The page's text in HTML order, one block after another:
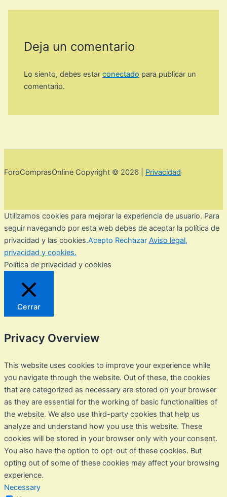
Deja un comentario
Lo siento, debes estarconectado para publicar un
comentario.
ForoComprasOnline Copyright © 2026 | Privacidad
Utilizamos cookies para mejorar la experiencia de usuario. Para
seguir navegando por esta web debes de aceptar la política de
privacidad y las cookies.Acepto Rechazar Aviso legal,
privacidad y cookies.
Política de privacidad y cookies
Cerrar
Privacy Overview
This website uses cookies to improve your experience while
you navigate through the website. Out of these, the cookies
that are categorized as necessary are stored on your browser
as they are essential for the working of basic functionalities of
the website. We also use third-party cookies that help us
analyze and understand how you use this website. These
cookies will be stored in your browser only with your consent.
You also have the option to opt-out of these cookies. But
opting out of some of these cookies may affect your browsing
experience.
Necessary